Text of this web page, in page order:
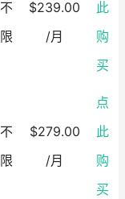
不
限
$239.00
/月
此
购
买
不
限
$279.00
/月
点
此
购
买